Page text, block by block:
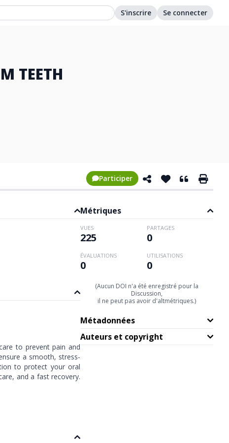
S'inscrire Se connecter
TEETH
Participer
to prevent pain and
a smooth, stress-
to protect your oral
and a fast recovery.
Métriques
VUES
225
PARTAGES
0
ÉVALUATIONS
0
UTILISATIONS
0
(Aucun DOI n'a été enregistré pour la
Discussion,
il ne peut pas avoir d'altmétriques.)
Métadonnées
Auteurs et copyright